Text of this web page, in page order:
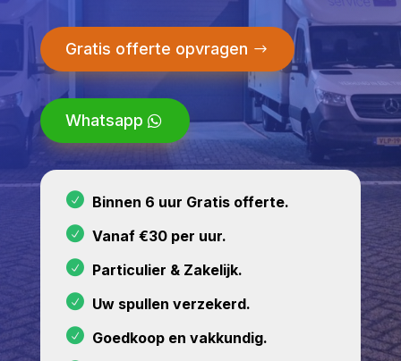
Gratis offerte opvragen
Whatsapp
Binnen 6 uur Gratis offerte.
Vanaf €30 per uur.
Particulier & Zakelijk.
Uw spullen verzekerd.
Goedkoop en vakkundig.